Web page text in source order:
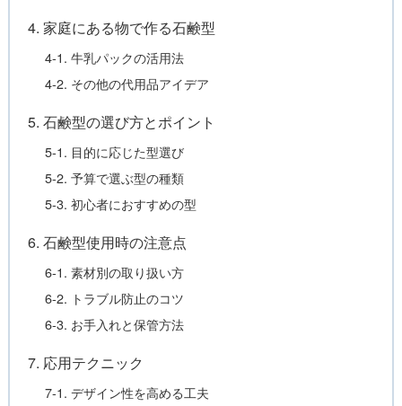
4. 家庭にある物で作る石鹸型
4-1. 牛乳パックの活用法
4-2. その他の代用品アイデア
5. 石鹸型の選び方とポイント
5-1. 目的に応じた型選び
5-2. 予算で選ぶ型の種類
5-3. 初心者におすすめの型
6. 石鹸型使用時の注意点
6-1. 素材別の取り扱い方
6-2. トラブル防止のコツ
6-3. お手入れと保管方法
7. 応用テクニック
7-1. デザイン性を高める工夫